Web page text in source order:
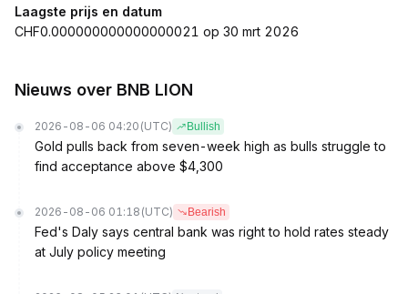
Laagste prijs en datum
CHF0.000000000000000021 op 30 mrt 2026
Nieuws over BNB LION
2026-08-06 04:20 (UTC) Bullish
Gold pulls back from seven-week high as bulls struggle to
find acceptance above $4,300
2026-08-06 01:18 (UTC) Bearish
Fed's Daly says central bank was right to hold rates steady
at July policy meeting